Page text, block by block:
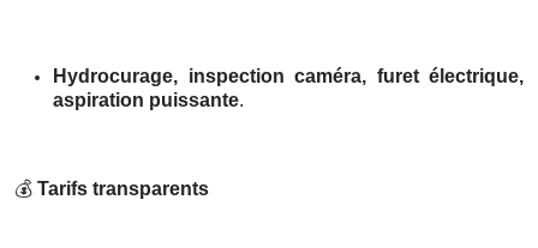
Hydrocurage, inspection caméra, furet électrique,
aspiration puissante.
💰 Tarifs transparents